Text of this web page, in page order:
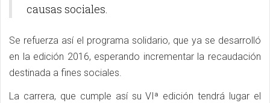
causas sociales.
Se refuerza así el programa solidario, que ya se desarrolló
en la edición 2016, esperando incrementar la recaudación
destinada a fines sociales.
La carrera, que cumple así su VIª edición tendrá lugar el